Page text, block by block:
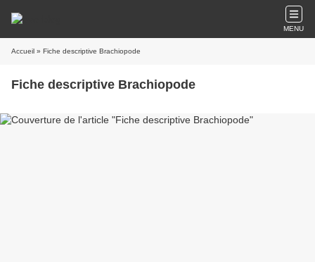
MENU
Accueil » Fiche descriptive Brachiopode
Fiche descriptive Brachiopode